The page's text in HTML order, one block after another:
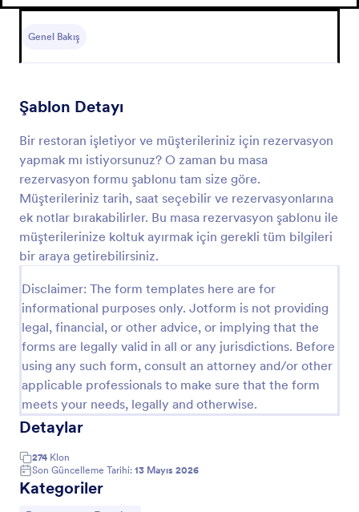
Genel Bakış
Şablon Detayı
Bir restoran işletiyor ve müşterileriniz için rezervasyon
yapmak mı istiyorsunuz? O zaman bu masa
rezervasyon formu şablonu tam size göre.
Müşterileriniz tarih, saat seçebilir ve rezervasyonlarına
ek notlar bırakabilirler. Bu masa rezervasyon şablonu ile
müşterilerinize koltuk ayırmak için gerekli tüm bilgileri
bir araya getirebilirsiniz.
Disclaimer: The form templates here are for
informational purposes only. Jotform is not providing
legal, financial, or other advice, or implying that the
forms are legally valid in all or any jurisdictions. Before
using any such form, consult an attorney and/or other
applicable professionals to make sure that the form
meets your needs, legally and otherwise.
Detaylar
274 Klon
Son Güncelleme Tarihi: 13 Mayıs 2026
Kategoriler
rezervasyon formu.
Önizleme